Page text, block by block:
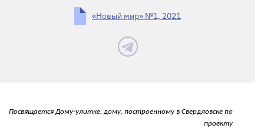
«Новый мир» №1, 2021
Посвящается Дому-улитке, дому, построенному в Свердловске по
проекту